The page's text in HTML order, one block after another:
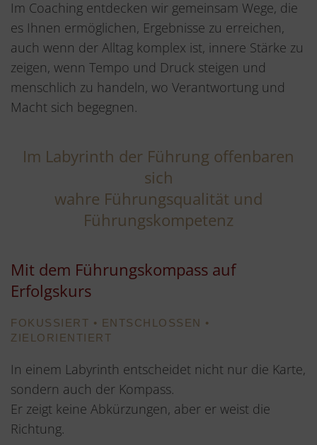
Im Coaching entdecken wir gemeinsam Wege, die
es Ihnen ermöglichen, Ergebnisse zu erreichen,
auch wenn der Alltag komplex ist, innere Stärke zu
zeigen, wenn Tempo und Druck steigen und
menschlich zu handeln, wo Verantwortung und
Macht sich begegnen.
Im Labyrinth der Führung offenbaren
sich
wahre Führungsqualität und
Führungskompetenz
Mit dem Führungskompass auf
Erfolgskurs
FOKUSSIERT • ENTSCHLOSSEN •
ZIELORIENTIERT
In einem Labyrinth entscheidet nicht nur die Karte,
sondern auch der Kompass.
Er zeigt keine Abkürzungen, aber er weist die
Richtung.